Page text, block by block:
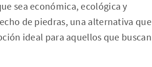
sea económica, ecológica y
de piedras, una alternativa que
ideal para aquellos que buscan